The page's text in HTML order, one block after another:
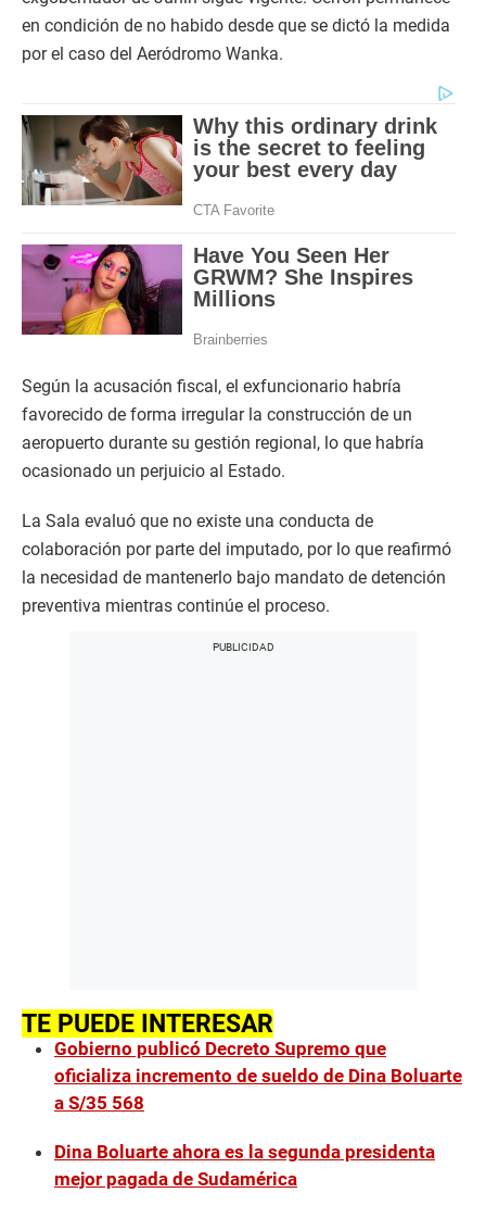
en condición de no habido desde que se dictó la medida
por el caso del Aeródromo Wanka.
Según la acusación fiscal, el exfuncionario habría
favorecido de forma irregular la construcción de un
aeropuerto durante su gestión regional, lo que habría
ocasionado un perjuicio al Estado.
La Sala evaluó que no existe una conducta de
colaboración por parte del imputado, por lo que reafirmó
la necesidad de mantenerlo bajo mandato de detención
preventiva mientras continúe el proceso.
TE PUEDE INTERESAR
Gobierno publicó Decreto Supremo que
oficializa incremento de sueldo de Dina Boluarte
a S/35 568
Dina Boluarte ahora es la segunda presidenta
mejor pagada de Sudamérica